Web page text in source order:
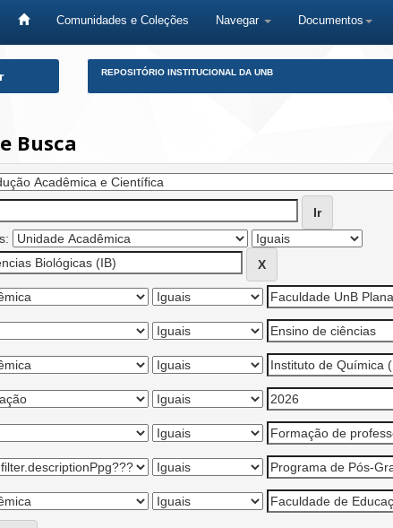
Comunidades e Coleções Navegar Documentos
REPOSITÓRIO INSTITUCIONAL DA UNB
Busca